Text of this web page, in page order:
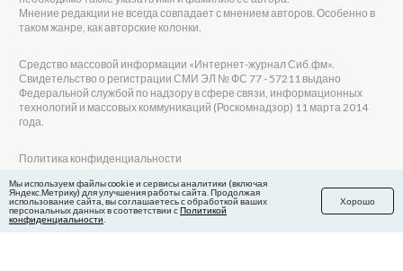
Мнение редакции не всегда совпадает с мнением авторов. Особенно в
таком жанре, как авторские колонки.
Средство массовой информации «Интернет-журнал Сиб.фм».
Свидетельство о регистрации СМИ ЭЛ № ФС 77 - 57211 выдано
Федеральной службой по надзору в сфере связи, информационных
технологий и массовых коммуникаций (Роскомнадзор) 11 марта 2014
года.
Политика конфиденциальности
Файлы cookie
Мы используем файлы cookie и сервисы аналитики (включая
Яндекс.Метрику) для улучшения работы сайта. Продолжая
использование сайта, вы соглашаетесь с обработкой ваших
персональных данных в соответствии сПолитикой
конфиденциальности
Хорошо